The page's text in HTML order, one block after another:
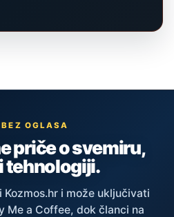
OGLASA
priče o svemiru,
tehnologiji.
i može uključivati
Me a Coffee, dok članci na